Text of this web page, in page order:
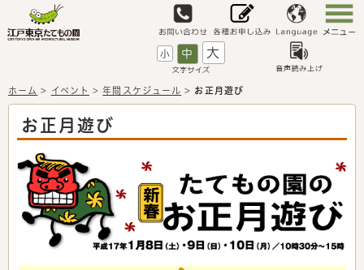
小 中 大
ホーム > イベント >年間スケジュール > お正月遊び
お正月遊び